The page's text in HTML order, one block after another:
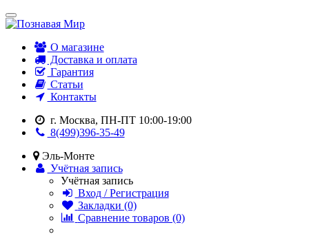
О магазине
Доставка и оплата
Гарантия
Статьи
Контакты
г. Москва, ПН-ПТ 10:00-19:00
8(499)396-35-49
Эль-Монте
Учётная запись
Учётная запись
Вход / Регистрация
Закладки (0)
Сравнение товаров (0)